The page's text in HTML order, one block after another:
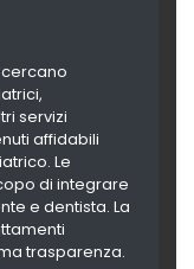
servizi
affidabili
Le
di integrare
e dentista. La
trasparenza.